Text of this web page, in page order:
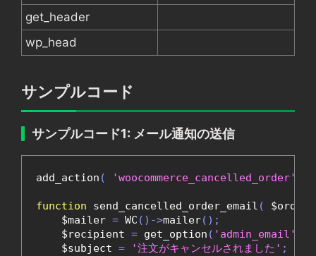
get_header
wp_head
サンプルコード
サンプルコード1: メール通知の送信
add_action ( 'woocommerce_cancelled_order'
function send_cancelled_order_email ( $order
    $mailer
= WC ()->mailer();
    $recipient
= get_option ( 'admin_email'
    $subject
= '注文がキャンセルされました' ;